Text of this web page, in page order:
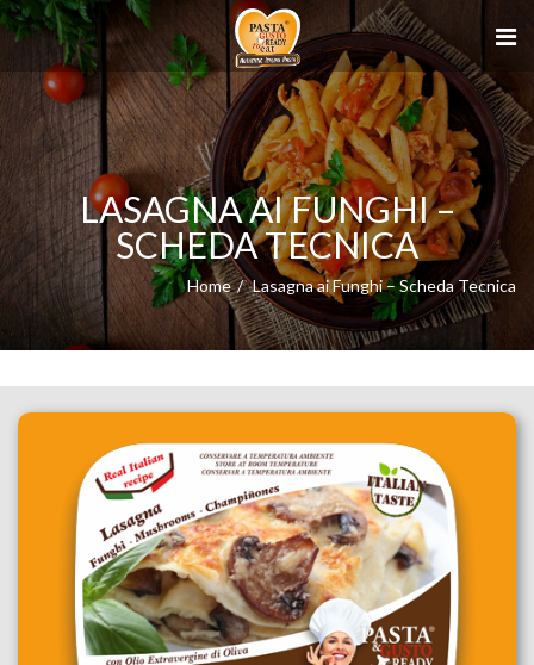
LASAGNA AI FUNGHI –
SCHEDA TECNICA
Home Lasagna ai Funghi – Scheda Tecnica